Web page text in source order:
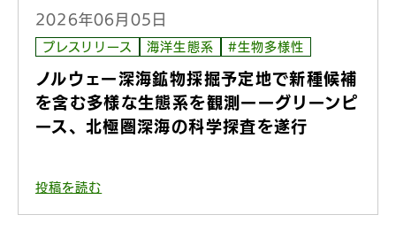
2026年06月05日
プレスリリース 海洋生態系 #生物多様性
ノルウェー深海鉱物採掘予定地で新種候補
を含む多様な生態系を観測ーーグリーンピ
ース、北極圏深海の科学探査を遂行
投稿を読む